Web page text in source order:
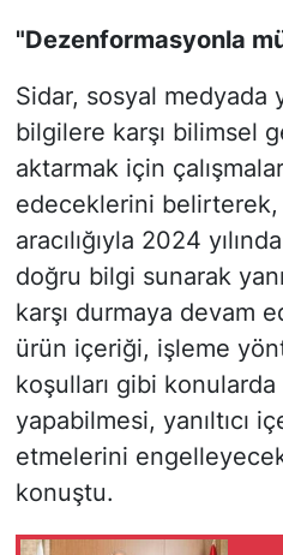
"Dezenformasyonla
Sidar, sosyal medyada
bilgilere karşı bilimsel
aktarmak için
edeceklerini belirterek,
aracılığıyla 2024
doğru bilgi sunarak
karşı durmaya devam
ürün içeriği, işleme
koşulları gibi
yapabilmesi, yanıltıcı
etmelerini
konuştu.